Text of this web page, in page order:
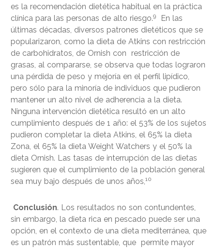
es la recomendación dietética habitual en la práctica
clínica para las personas de alto riesgo.9
En las
últimas décadas, diversos patrones dietéticos que se
popularizaron, como la dieta de Atkins con restricción
de carbohidratos, de Ornish con restricción de
grasas, al compararse, se observa que todas lograron
una pérdida de peso y mejoría en el perfil lipídico,
pero sólo para la minoría de individuos que pudieron
mantener un alto nivel de adherencia a la dieta.
Ninguna intervención dietética resultó en un alto
cumplimiento después de 1 año: el 53% de los sujetos
pudieron completar la dieta Atkins, el 65% la dieta
Zona, el 65% la dieta Weight Watchers y el 50% la
dieta Ornish. Las tasas de interrupción de las dietas
sugieren que el cumplimiento de la población general
sea muy bajo después de unos años, 10
Conclusión. Los resultados no son contundentes,
sin embargo, la dieta rica en pescado puede ser una
opción, en el contexto de una dieta mediterránea, que
es un patrón más sustentable, que permite mayor